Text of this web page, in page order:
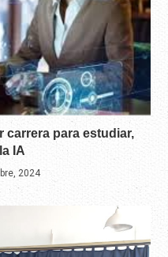
carrera para estudiar,
IA
2024